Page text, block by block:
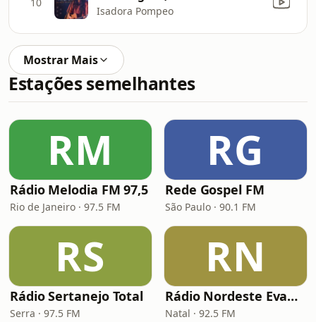
Isadora Pompeo
Mostrar Mais
Estações semelhantes
RM
Rádio Melodia FM 97,5
Rio de Janeiro · 97.5 FM
RG
Rede Gospel FM
São Paulo · 90.1 FM
RS
Rádio Sertanejo Total
Serra · 97.5 FM
RN
Rádio Nordeste Evangélica
Natal · 92.5 FM